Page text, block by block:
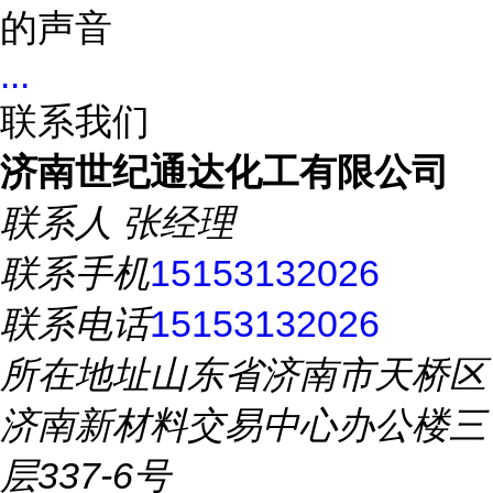
的声音
...
联系我们
济南世纪通达化工有限公司
联系人 张经理
联系手机15153132026
联系电话15153132026
所在地址山东省济南市天桥区
济南新材料交易中心办公楼三
层337-6号